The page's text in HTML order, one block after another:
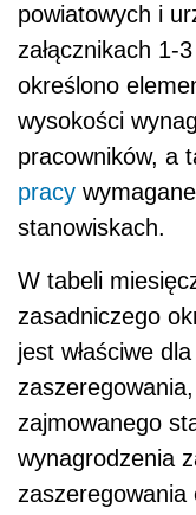
powiatowych i
załącznikach 1-
określono
wysokości
pracowników, a
pracy
stanowiskach.
W tabeli
zasadniczego
jest właściwe
zajmowanego
wynagrodzenia
zaszeregowania